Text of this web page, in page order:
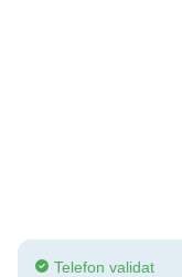
Telefon validat